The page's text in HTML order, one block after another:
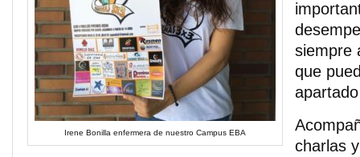
Irene Bonilla enfermera de nuestro Campus EBA
siempre
que
charlas